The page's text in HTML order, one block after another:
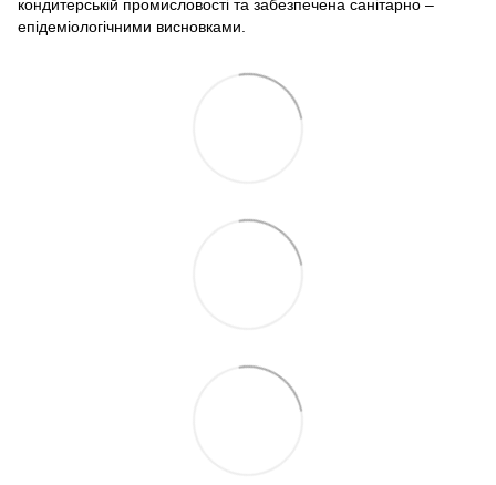
кондитерській промисловості та забезпечена санітарно –
епідеміологічними висновками.